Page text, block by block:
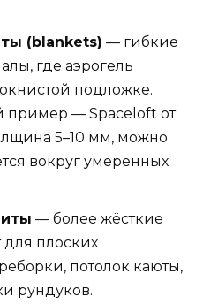
(blankets) — гибкие
где аэрогель
подложке.
пример — Spaceloft от
5–10 мм, можно
вокруг умеренных
— более жёсткие
для плоских
потолок каюты,
рундуков.